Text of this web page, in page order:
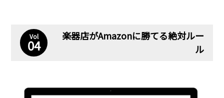
Vol
04
楽器店がAmazonに勝てる絶対ルー
ル